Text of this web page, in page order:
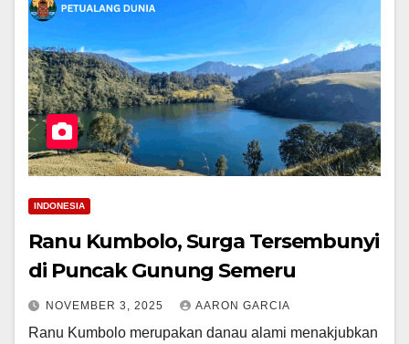
INDONESIA
Ranu Kumbolo, Surga Tersembunyi
di Puncak Gunung Semeru
NOVEMBER 3, 2025 AARON GARCIA
Ranu Kumbolo merupakan danau alami menakjubkan